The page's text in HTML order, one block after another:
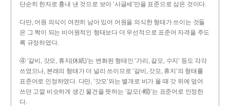
단순히 한자로 흉내 낸 것으로 보아 ‘사글세’만을 표준으로 삼은 것이다.
다만, 어원 의식이 여전히 남아 있어 어원을 의식한 형태가 쓰이는 것들
은 그 짝이 되는 비어원적인 형태보다 더 우선적으로 표준어 자격을 주도
록 규정하였다.
④ ‘갈비, 갓모, 휴지(休紙)’는 변화된 형태인 ‘가리, 갈모, 수지’ 등도 각각
쓰였으나, 본래의 형태가 더 널리 쓰이므로 ‘갈비, 갓모, 휴지’의 형태를
표준어로 인정하였다. 다만, ‘갓모’와는 별개로 비가 올 때 갓 위에 덮어
쓰던 고깔 비슷하게 생긴 물건을 뜻하는 ‘갈모(-帽)’는 표준어로 인정한
다.